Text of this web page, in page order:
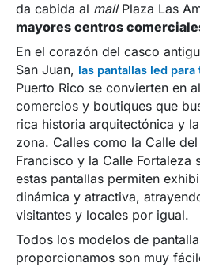
da cabida al mall Plaza Las
mayores centros
En el corazón del casco
San Juan, las pantallas led
Puerto Rico se convierten en
comercios y boutiques que
rica historia arquitectónica y
zona. Calles como la Calle
Francisco y la Calle Fortaleza
estas pantallas permiten
dinámica y atractiva,
visitantes y locales por igual.
Todos los modelos de
proporcionamos son muy